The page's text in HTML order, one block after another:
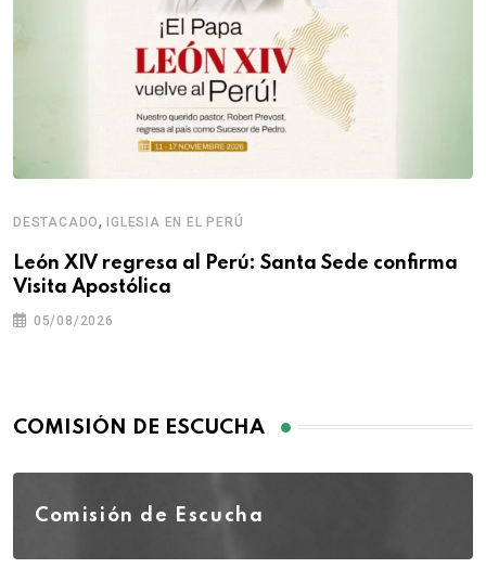
DESTACADO,IGLESIA EN EL PERÚ
León XIV regresa al Perú: Santa Sede confirma
Visita Apostólica
05/08/2026
COMISIÓN DE ESCUCHA
Comisión de Escucha